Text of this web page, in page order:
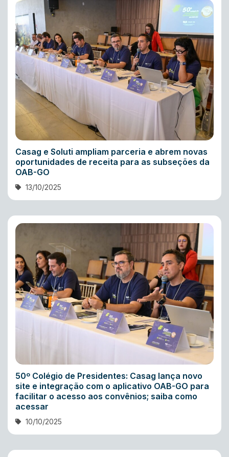
Casag e Soluti ampliam parceria e abrem novas
oportunidades de receita para as subseções da
OAB-GO
13/10/2025
50º Colégio de Presidentes: Casag lança novo
site e integração com o aplicativo OAB-GO para
facilitar o acesso aos convênios; saiba como
acessar
10/10/2025